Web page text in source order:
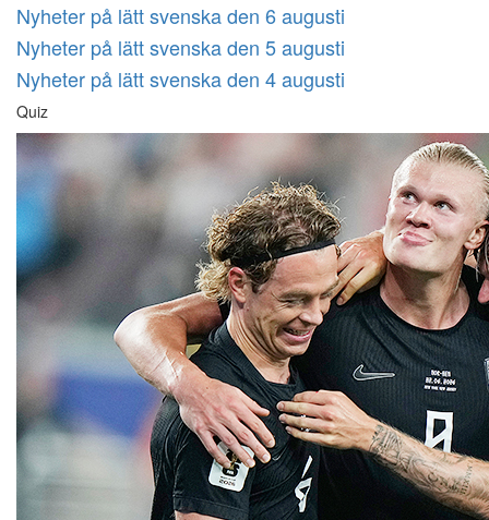
Nyheter på lätt svenska den 6 augusti
Nyheter på lätt svenska den 5 augusti
Nyheter på lätt svenska den 4 augusti
Quiz